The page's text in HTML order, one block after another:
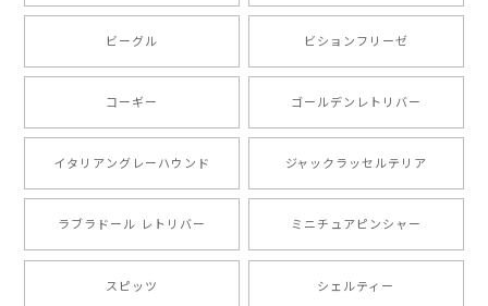
2024/10/28
注文受領連絡が無かったのでハラハラしましたが… 可
愛い商品が届きました！大満足です♪
【 自然に囲まれた ポメラニアン 】マグカップ 犬 ペット うちの子 犬グッズ ギフト プレゼント 母の日
ビーグル ビションフリーゼ
コーギー ゴールデンレトリバー
イタリアングレーハウンド ジャックラッセルテリア
ラブラドール レトリバー ミニチュアピンシャー
スピッツ シェルティー